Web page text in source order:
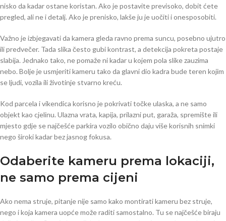
nisko da kadar ostane koristan. Ako je postavite previsoko, dobit ćete
pregled, ali ne i detalj. Ako je prenisko, lakše ju je uočiti i onesposobiti.
Važno je izbjegavati da kamera gleda ravno prema suncu, posebno ujutro
ili predvečer. Tada slika često gubi kontrast, a detekcija pokreta postaje
slabija. Jednako tako, ne pomaže ni kadar u kojem pola slike zauzima
nebo. Bolje je usmjeriti kameru tako da glavni dio kadra bude teren kojim
se ljudi, vozila ili životinje stvarno kreću.
Kod parcela i vikendica korisno je pokrivati točke ulaska, a ne samo
objekt kao cjelinu. Ulazna vrata, kapija, prilazni put, garaža, spremište ili
mjesto gdje se najčešće parkira vozilo obično daju više korisnih snimki
nego široki kadar bez jasnog fokusa.
Odaberite kameru prema lokaciji,
ne samo prema cijeni
Ako nema struje, pitanje nije samo kako montirati kameru bez struje,
nego i koja kamera uopće može raditi samostalno. Tu se najčešće biraju